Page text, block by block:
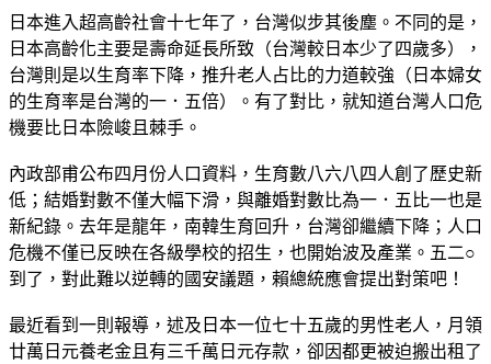
日本進入超高齡社會十七年了，台灣似步其後塵。不同的是，
日本高齡化主要是壽命延長所致（台灣較日本少了四歲多），
台灣則是以生育率下降，推升老人占比的力道較強（日本婦女
的生育率是台灣的一．五倍）。有了對比，就知道台灣人口危
機要比日本險峻且棘手。
內政部甫公布四月份人口資料，生育數八六八四人創了歷史新
低；結婚對數不僅大幅下滑，與離婚對數比為一．五比一也是
新紀錄。去年是龍年，南韓生育回升，台灣卻繼續下降；人口
危機不僅已反映在各級學校的招生，也開始波及產業。五二○
到了，對此難以逆轉的國安議題，賴總統應會提出對策吧！
最近看到一則報導，述及日本一位七十五歲的男性老人，月領
廿萬日元養老金且有三千萬日元存款，卻因都更被迫搬出租了